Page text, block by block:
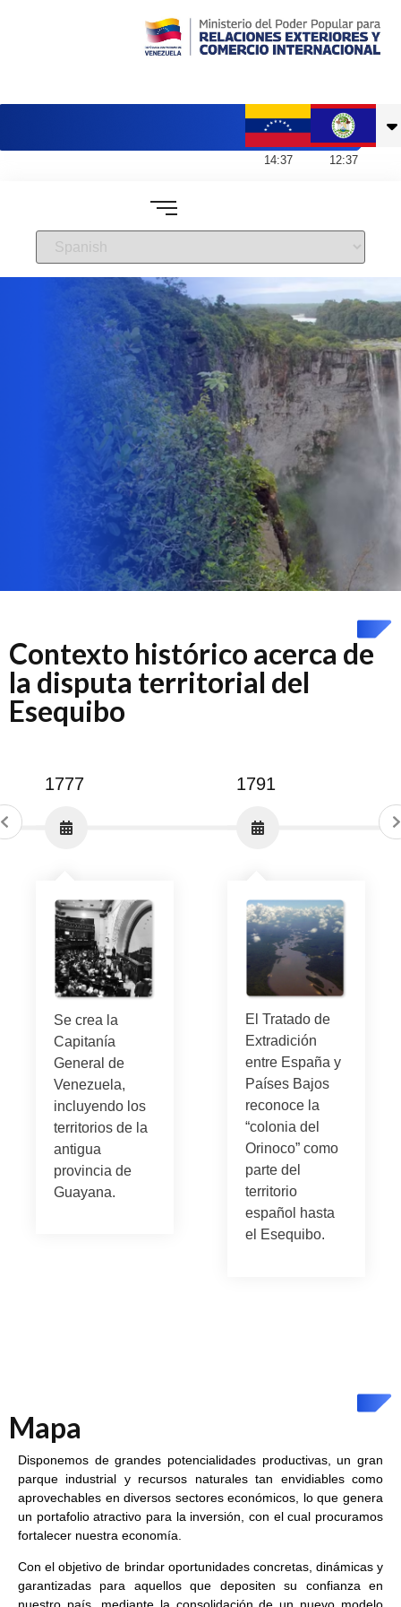
14:37 12:37
Contexto histórico acerca de
la disputa territorial del
Esequibo
1777
Se crea la
Capitanía
General de
Venezuela,
incluyendo los
territorios de la
antigua
provincia de
Guayana.
1791
El Tratado de
Extradición
entre España y
Países Bajos
reconoce la
“colonia del
Orinoco” como
parte del
territorio
español hasta
el Esequibo.
Mapa
Disponemos de grandes potencialidades productivas, un gran
parque industrial y recursos naturales tan envidiables como
aprovechables en diversos sectores económicos, lo que genera
un portafolio atractivo para la inversión, con el cual procuramos
fortalecer nuestra economía.
Con el objetivo de brindar oportunidades concretas, dinámicas y
garantizadas para aquellos que depositen su confianza en